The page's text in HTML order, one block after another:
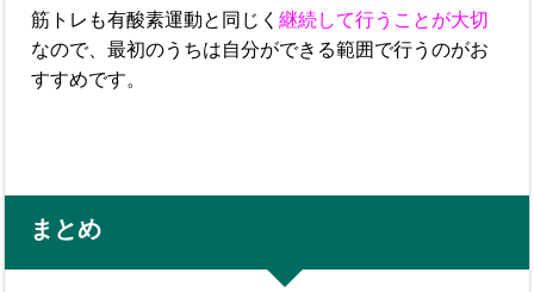
筋トレも有酸素運動と同じく継続して行うことが大切
なので、最初のうちは自分ができる範囲で行うのがお
すすめです。
まとめ